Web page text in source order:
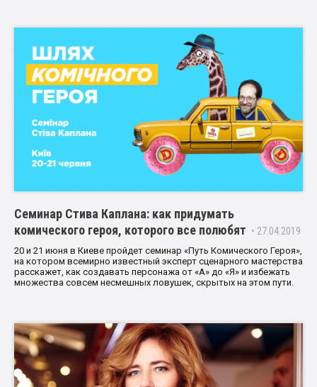
Семинар Стива Каплана: как придумать
комического героя, которого все полюбят • 27.04.2019
20 и 21 июня в Киеве пройдет семинар «Путь Комического Героя»,
на котором всемирно известный эксперт сценарного мастерства
расскажет, как создавать персонажа от «А» до «Я» и избежать
множества совсем несмешных ловушек, скрытых на этом пути.